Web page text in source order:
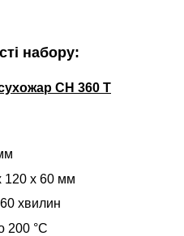
набору:
CH 360 T
120 х 60 мм
хвилин
200 °C